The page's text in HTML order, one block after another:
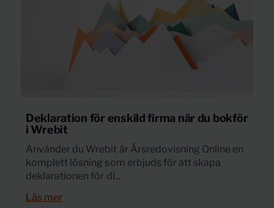
Deklaration för enskild firma när du bokför
i Wrebit
Använder du Wrebit är Årsredovisning Online en
komplett lösning som erbjuds för att skapa
deklarationen för di...
Läs mer